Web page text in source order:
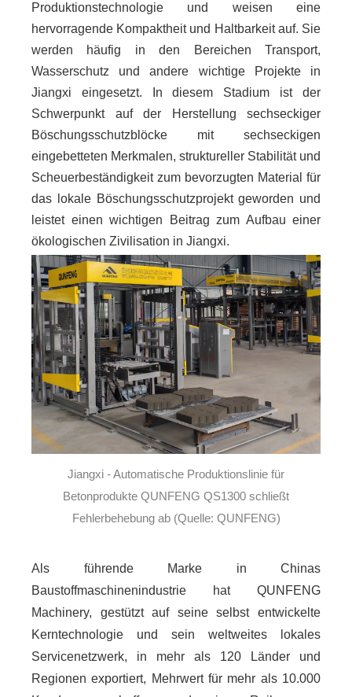
Produktionstechnologie und weisen eine
hervorragende Kompaktheit und Haltbarkeit auf. Sie
werden häufig in den Bereichen Transport,
Wasserschutz und andere wichtige Projekte in
Jiangxi eingesetzt. In diesem Stadium ist der
Schwerpunkt auf der Herstellung sechseckiger
Böschungsschutzblöcke mit sechseckigen
eingebetteten Merkmalen, struktureller Stabilität und
Scheuerbeständigkeit zum bevorzugten Material für
das lokale Böschungsschutzprojekt geworden und
leistet einen wichtigen Beitrag zum Aufbau einer
ökologischen Zivilisation in Jiangxi.
Jiangxi - Automatische Produktionslinie für
Betonprodukte QUNFENG QS1300 schließt
Fehlerbehebung ab (Quelle: QUNFENG)
Als führende Marke in Chinas
Baustoffmaschinenindustrie hat QUNFENG
Machinery, gestützt auf seine selbst entwickelte
Kerntechnologie und sein weltweites lokales
Servicenetzwerk, in mehr als 120 Länder und
Regionen exportiert, Mehrwert für mehr als 10.000